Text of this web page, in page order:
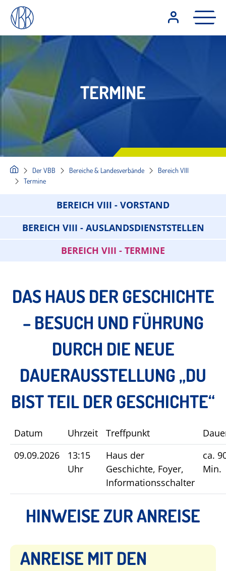
TERMINE
Der VBB Bereiche & Landesverbände
Bereich VIII
Termine
BEREICH VIII - VORSTAND
BEREICH VIII - AUSLANDSDIENSTSTELLEN
BEREICH VIII - TERMINE
DAS HAUS DER GESCHICHTE
– BESUCH UND FÜHRUNG
DURCH DIE NEUE
DAUERAUSSTELLUNG „DU
BIST TEIL DER GESCHICHTE“
Datum Uhrzeit Treffpunkt
09.09.2026
13:15
Uhr
Haus der
Geschichte, Foyer,
Informationsschalter
ca.
Min.
HINWEISE ZUR ANREISE
ANREISE MIT DEN